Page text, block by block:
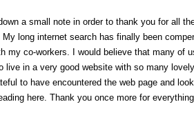
a small note in order to thank you for all
long internet search has finally been
my co-workers. I would believe that many of
live in a very good website with so many
to have encountered the web page and
here. Thank you once more for